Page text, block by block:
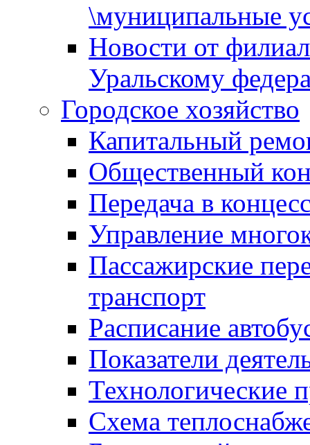
\муниципальные
Новости от
Уральскому
Городское хозяйство
Капитальный
Общественный
Передача в
Управление
Пассажирские
транспорт
Расписание
Показатели
Технологические
Схема